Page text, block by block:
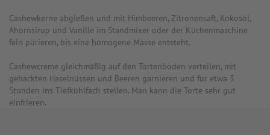
Cashewkerne abgießen und mit Himbeeren, Zitronensaft, Kokosöl,
Ahornsirup und Vanille im Standmixer oder der Küchenmaschine
fein pürieren, bis eine homogene Masse entsteht.
Cashewcreme gleichmäßig auf den Tortenboden verteilen, mit
gehackten Haselnüssen und Beeren garnieren und für etwa 3
Stunden ins Tiefkühlfach stellen. Man kann die Torte sehr gut
einfrieren.